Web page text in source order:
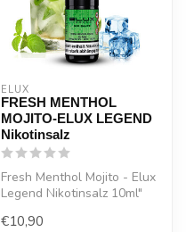
ELUX
FRESH MENTHOL
MOJITO-ELUX LEGEND
Nikotinsalz
Fresh Menthol Mojito - Elux
Legend Nikotinsalz 10ml"
€10,90